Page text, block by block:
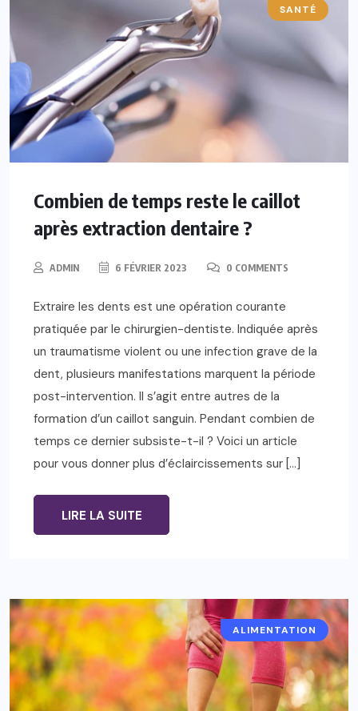
SANTÉ
Combien de temps reste le caillot
après extraction dentaire ?
ADMIN 6 FÉVRIER 2023 0 COMMENTS
Extraire les dents est une opération courante
pratiquée par le chirurgien-dentiste. Indiquée après
un traumatisme violent ou une infection grave de la
dent, plusieurs manifestations marquent la période
post-intervention. Il s’agit entre autres de la
formation d’un caillot sanguin. Pendant combien de
temps ce dernier subsiste-t-il ? Voici un article
pour vous donner plus d’éclaircissements sur […]
LIRE LA SUITE
ALIMENTATION